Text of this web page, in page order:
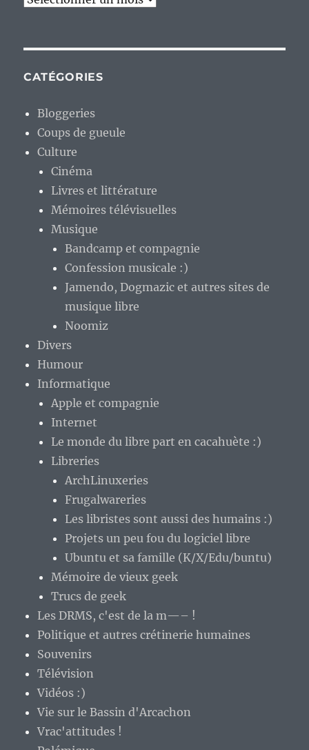
CATÉGORIES
Bloggeries
Coups de gueule
Culture
Cinéma
Livres et littérature
Mémoires télévisuelles
Musique
Bandcamp et compagnie
Confession musicale :)
Jamendo, Dogmazic et autres sites de
musique libre
Noomiz
Divers
Humour
Informatique
Apple et compagnie
Internet
Le monde du libre part en cacahuète :)
Libreries
ArchLinuxeries
Frugalwareries
Les libristes sont aussi des humains :)
Projets un peu fou du logiciel libre
Ubuntu et sa famille (K/X/Edu/buntu)
Mémoire de vieux geek
Trucs de geek
Les DRMS, c'est de la m—– !
Politique et autres crétinerie humaines
Souvenirs
Télévision
Vidéos :)
Vie sur le Bassin d'Arcachon
Vrac'attitudes !